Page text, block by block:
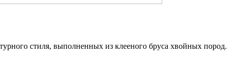
стиля, выполненных из клееного бруса хвойных пород.